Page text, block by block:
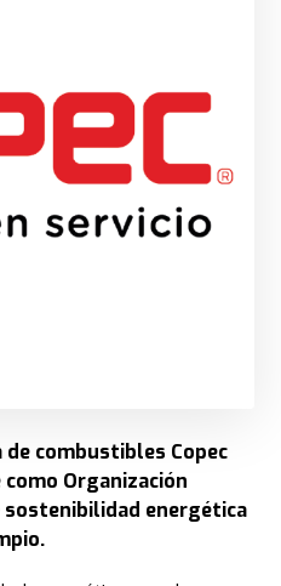
combustibles Copec
Organización
sostenibilidad energética